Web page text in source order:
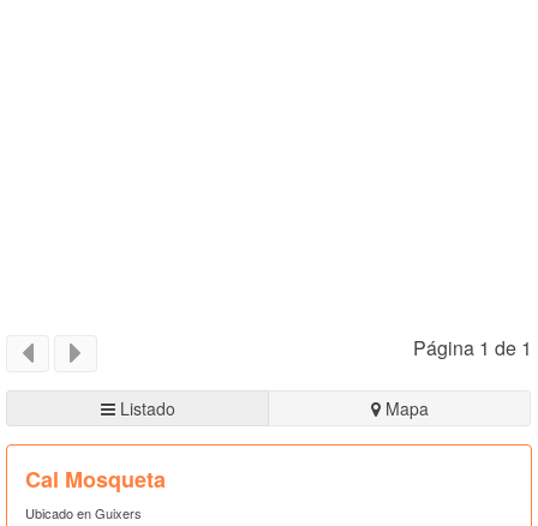
Página 1 de 1
Listado Mapa
Cal Mosqueta
Ubicado en Guixers